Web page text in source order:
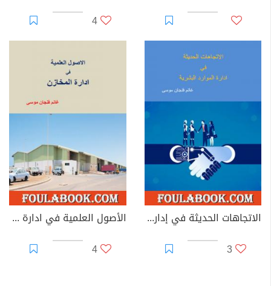
4
الاتجاهات الحديثة في إدارة الموارد البشرية
3
الأصول العلمية في ادارة المخازن
4